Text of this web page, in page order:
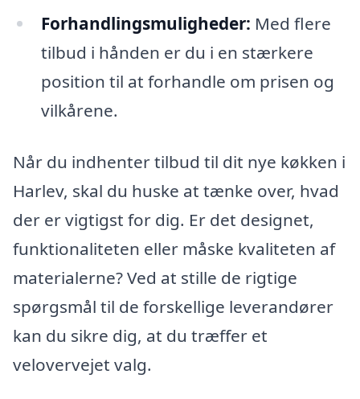
Forhandlingsmuligheder: Med flere
tilbud i hånden er du i en stærkere
position til at forhandle om prisen og
vilkårene.
Når du indhenter tilbud til dit nye køkken i
Harlev, skal du huske at tænke over, hvad
der er vigtigst for dig. Er det designet,
funktionaliteten eller måske kvaliteten af
materialerne? Ved at stille de rigtige
spørgsmål til de forskellige leverandører
kan du sikre dig, at du træffer et
velovervejet valg.